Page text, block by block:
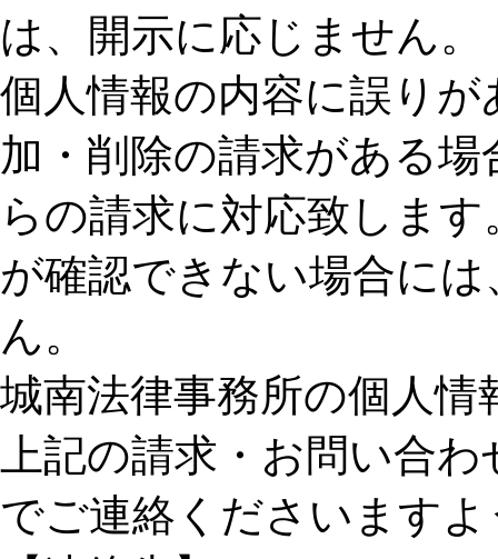
は、開示に応じません。
個人情報の内容に誤り
加・削除の請求がある
らの請求に対応致しま
が確認できない場合に
ん。
城南法律事務所の個人
上記の請求・お問い合
でご連絡くださいます